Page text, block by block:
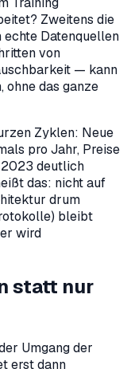
Zweitens die
Datenquellen
von
— kann
ohne das ganze
Zyklen: Neue
pro Jahr, Preise
deutlich
das: nicht auf
drum
bleibt
wird
statt nur
Umgang der
erst dann